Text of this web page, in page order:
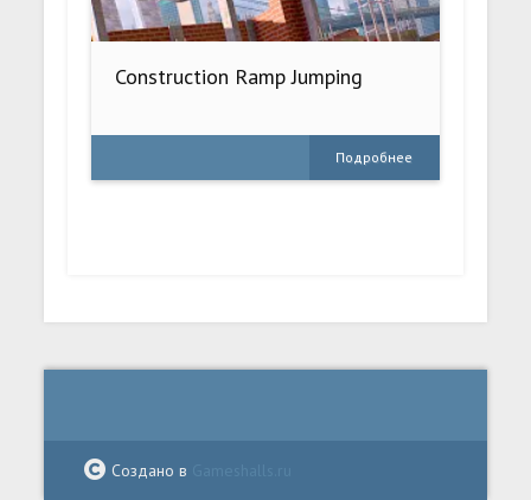
Construction Ramp Jumping
Подробнее
Создано в